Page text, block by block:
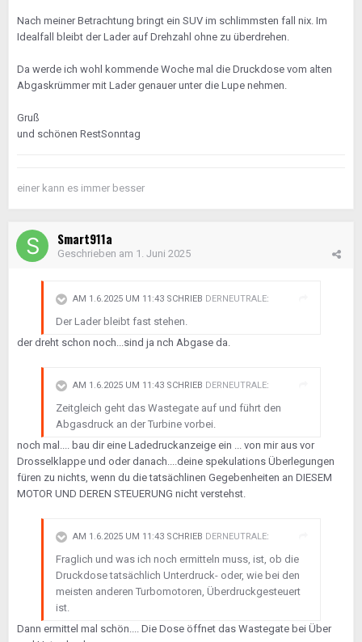
Nach meiner Betrachtung bringt ein SUV im schlimmsten fall nix. Im
Idealfall bleibt der Lader auf Drehzahl ohne zu überdrehen.
Da werde ich wohl kommende Woche mal die Druckdose vom alten
Abgaskrümmer mit Lader genauer unter die Lupe nehmen.
Gruß
und schönen RestSonntag
einer kann es immer besser
Smart911a
Geschrieben am 1. Juni 2025
AM 1.6.2025 UM 11:43 SCHRIEB DERNEUTRALE:
Der Lader bleibt fast stehen.
der dreht schon noch...sind ja nch Abgase da.
AM 1.6.2025 UM 11:43 SCHRIEB DERNEUTRALE:
Zeitgleich geht das Wastegate auf und führt den
Abgasdruck an der Turbine vorbei.
noch mal.... bau dir eine Ladedruckanzeige ein ... von mir aus vor
Drosselklappe und oder danach....deine spekulations Überlegungen
füren zu nichts, wenn du die tatsächlinen Gegebenheiten an DIESEM
MOTOR UND DEREN STEUERUNG nicht verstehst.
AM 1.6.2025 UM 11:43 SCHRIEB DERNEUTRALE:
Fraglich und was ich noch ermitteln muss, ist, ob die
Druckdose tatsächlich Unterdruck- oder, wie bei den
meisten anderen Turbomotoren, Überdruckgesteuert
ist.
Dann ermittel mal schön.... Die Dose öffnet das Wastegate bei Über